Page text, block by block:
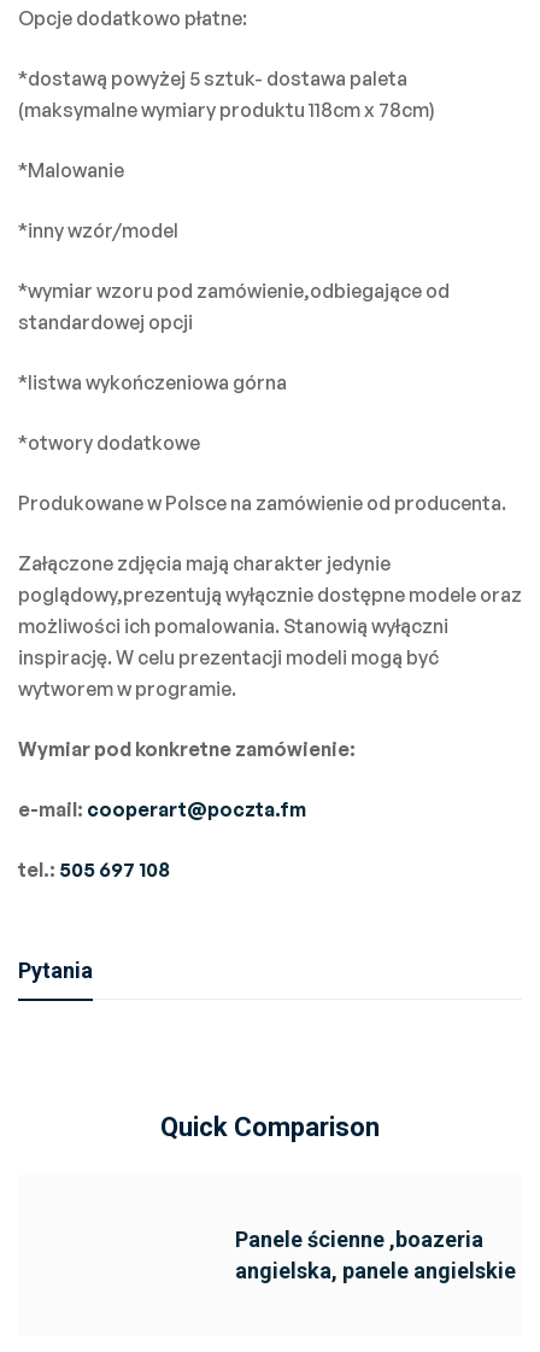
Opcje dodatkowo płatne:
*dostawą powyżej 5 sztuk- dostawa paleta
(maksymalne wymiary produktu 118cm x 78cm)
*Malowanie
*inny wzór/model
*wymiar wzoru pod zamówienie,odbiegające od
standardowej opcji
*listwa wykończeniowa górna
*otwory dodatkowe
Produkowane w Polsce na zamówienie od producenta.
Załączone zdjęcia mają charakter jedynie
poglądowy,prezentują wyłącznie dostępne modele oraz
możliwości ich pomalowania. Stanowią wyłączni
inspirację. W celu prezentacji modeli mogą być
wytworem w programie.
Wymiar pod konkretne zamówienie:
e-mail: cooperart@poczta.fm
tel.: 505 697 108
Pytania
Quick Comparison
Panele ścienne ,boazeria
angielska, panele angielskie